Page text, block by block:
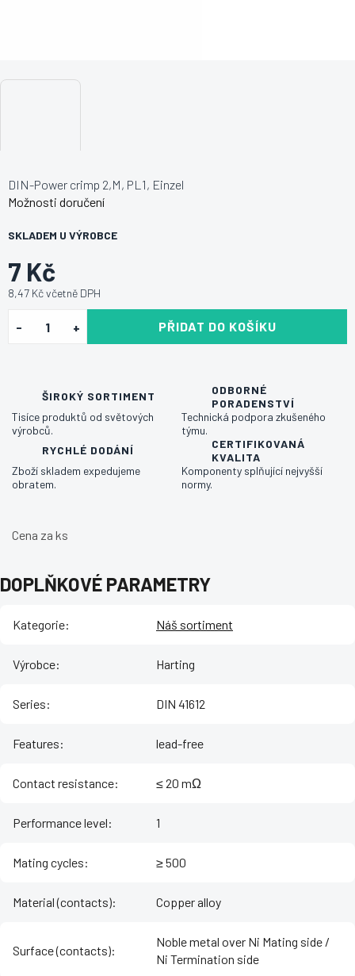
7 Kč
8,47 Kč včetně DPH
SKLADEM U VÝROBCE
Možnosti doručení
PŘIDAT DO KOŠÍKU
DIN-Power crimp 2,M, PL1, Einzel
ŠIROKÝ SORTIMENT
Tisíce produktů od světových
výrobců.
ODBORNÉ
PORADENSTVÍ
Technická podpora zkušeného
týmu.
RYCHLÉ DODÁNÍ
Zboží skladem expedujeme
obratem.
CERTIFIKOVANÁ
KVALITA
Komponenty splňující nejvyšší
normy.
Cena za ks
DOPLŇKOVÉ PARAMETRY
Kategorie: Náš sortiment
Výrobce: Harting
Series: DIN 41612
Features: lead-free
Contact resistance: ≤ 20 mΩ
Performance level: 1
Mating cycles: ≥ 500
Material (contacts): Copper alloy
Surface (contacts):
Noble metal over Ni Mating side /
Ni Termination side